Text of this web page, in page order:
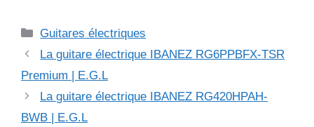
Catégories
Guitares électriques
La guitare électrique IBANEZ RG6PPBFX-TSR
Premium | E.G.L
La guitare électrique IBANEZ RG420HPAH-
BWB | E.G.L